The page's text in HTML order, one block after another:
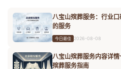
八宝山殡葬服务：行业
的服务
今日最佳 2026-08-08
八宝山殡葬服务内容详
殡葬服务指南